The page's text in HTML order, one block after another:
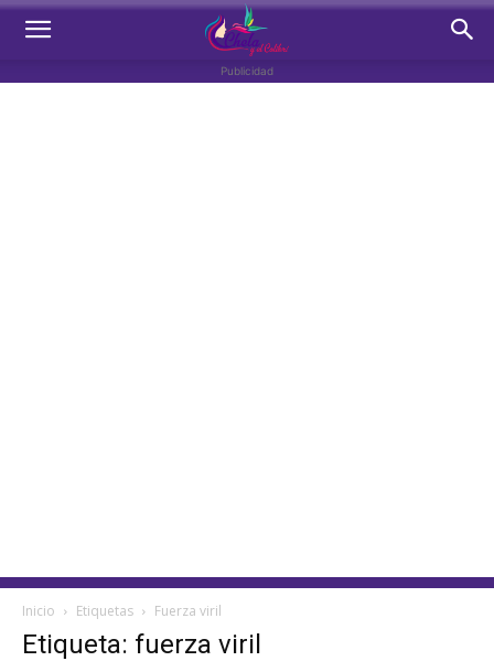
Publicidad
Inicio Etiquetas Fuerza viril
Etiqueta: fuerza viril